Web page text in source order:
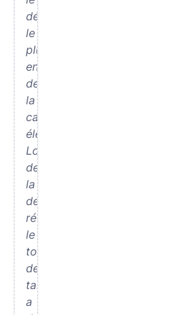
débat
le
plus
ennuyeux
de
la
campagne
électorale.
Lors
de
la
dernière
réunion,
le
tour
de
table
a